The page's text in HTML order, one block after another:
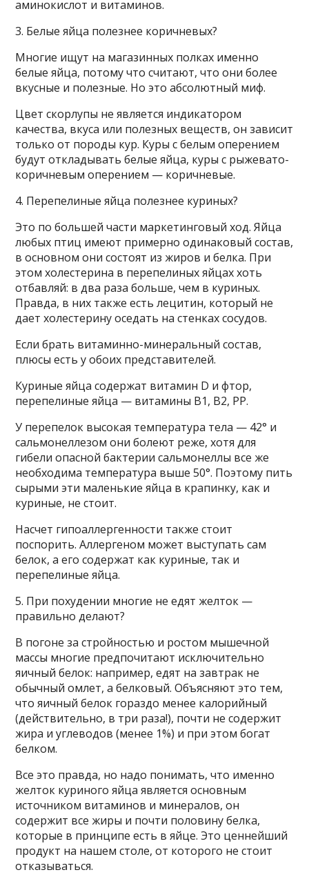
аминокислот и витаминов.
3. Белые яйца полезнее коричневых?
Многие ищут на магазинных полках именно
белые яйца, потому что считают, что они более
вкусные и полезные. Но это абсолютный миф.
Цвет скорлупы не является индикатором
качества, вкуса или полезных веществ, он зависит
только от породы кур. Куры с белым оперением
будут откладывать белые яйца, куры с рыжевато-
коричневым оперением — коричневые.
4. Перепелиные яйца полезнее куриных?
Это по большей части маркетинговый ход. Яйца
любых птиц имеют примерно одинаковый состав,
в основном они состоят из жиров и белка. При
этом холестерина в перепелиных яйцах хоть
отбавляй: в два раза больше, чем в куриных.
Правда, в них также есть лецитин, который не
дает холестерину оседать на стенках сосудов.
Если брать витаминно-минеральный состав,
плюсы есть у обоих представителей.
Куриные яйца содержат витамин D и фтор,
перепелиные яйца — витамины В1, В2, РР.
У перепелок высокая температура тела — 42° и
сальмонеллезом они болеют реже, хотя для
гибели опасной бактерии сальмонеллы все же
необходима температура выше 50°. Поэтому пить
сырыми эти маленькие яйца в крапинку, как и
куриные, не стоит.
Насчет гипоаллергенности также стоит
поспорить. Аллергеном может выступать сам
белок, а его содержат как куриные, так и
перепелиные яйца.
5. При похудении многие не едят желток —
правильно делают?
В погоне за стройностью и ростом мышечной
массы многие предпочитают исключительно
яичный белок: например, едят на завтрак не
обычный омлет, а белковый. Объясняют это тем,
что яичный белок гораздо менее калорийный
(действительно, в три раза!), почти не содержит
жира и углеводов (менее 1%) и при этом богат
белком.
Все это правда, но надо понимать, что именно
желток куриного яйца является основным
источником витаминов и минералов, он
содержит все жиры и почти половину белка,
которые в принципе есть в яйце. Это ценнейший
продукт на нашем столе, от которого не стоит
отказываться.